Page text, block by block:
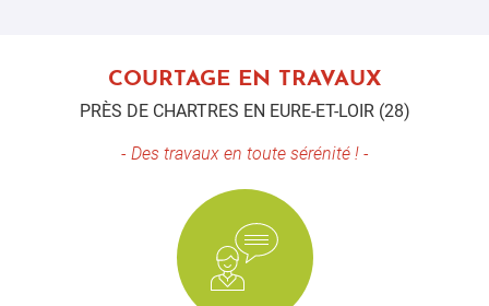
COURTAGE EN TRAVAUX
PRÈS DE CHARTRES EN EURE-ET-LOIR (28)
- Des travaux en toute sérénité ! -